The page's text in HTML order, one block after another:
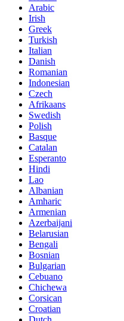
Arabic
Irish
Greek
Turkish
Italian
Danish
Romanian
Indonesian
Czech
Afrikaans
Swedish
Polish
Basque
Catalan
Esperanto
Hindi
Lao
Albanian
Amharic
Armenian
Azerbaijani
Belarusian
Bengali
Bosnian
Bulgarian
Cebuano
Chichewa
Corsican
Croatian